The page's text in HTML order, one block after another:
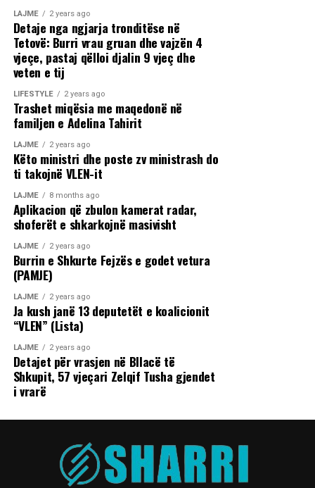
LAJME 2 years ago
Detaje nga ngjarja tronditëse në
Tetovë: Burri vrau gruan dhe vajzën 4
vjeçe, pastaj qëlloi djalin 9 vjeç dhe
veten e tij
LIFESTYLE 2 years ago
Trashet miqësia me maqedonë në
familjen e Adelina Tahirit
LAJME 2 years ago
Këto ministri dhe poste zv ministrash do
ti takojnë VLEN-it
LAJME 8 months ago
Aplikacion që zbulon kamerat radar,
shoferët e shkarkojnë masivisht
LAJME 2 years ago
Burrin e Shkurte Fejzës e godet vetura
(PAMJE)
LAJME 2 years ago
Ja kush janë 13 deputetët e koalicionit
“VLEN” (Lista)
LAJME 2 years ago
Detajet për vrasjen në Bllacë të
Shkupit, 57 vjeçari Zelqif Tusha gjendet
i vrarë